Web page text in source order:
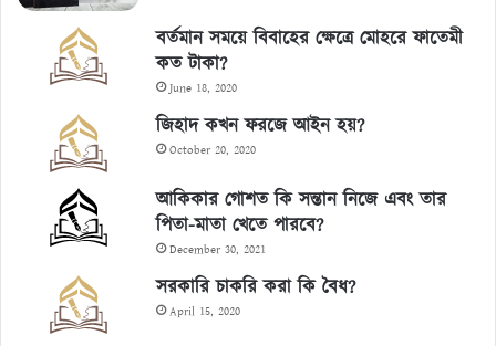
বর্তমান সময়ে বিবাহের ক্ষেত্রে মোহরে ফাতেমী
কত টাকা?
June 18, 2020
জিহাদ কখন ফরজে আইন হয়?
October 20, 2020
আকিকার গোশত কি সন্তান নিজে এবং তার
পিতা-মাতা খেতে পারবে?
December 30, 2021
সরকারি চাকরি করা কি বৈধ?
April 15, 2020